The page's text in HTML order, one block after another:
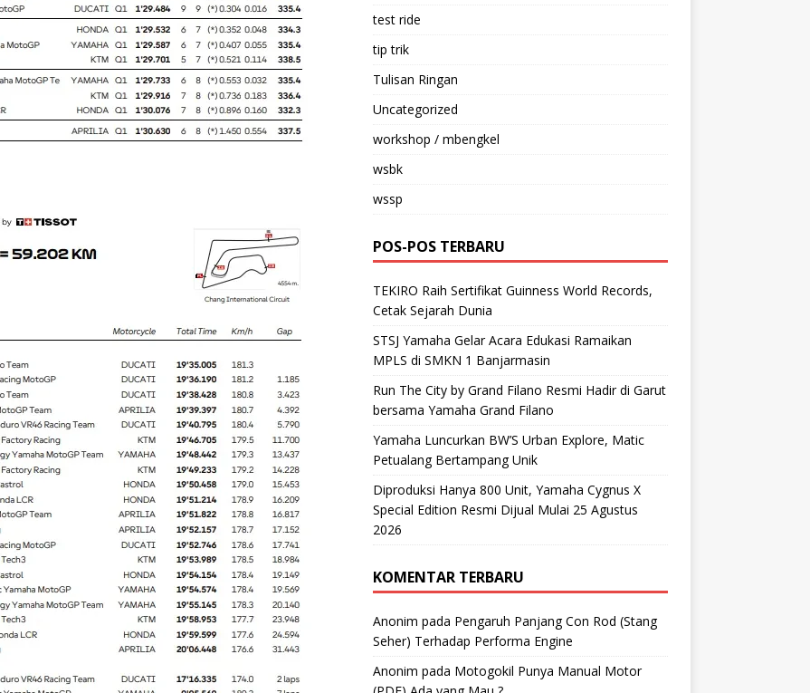
test ride
tip trik
Tulisan Ringan
Uncategorized
workshop / mbengkel
wsbk
wssp
POS-POS TERBARU
TEKIRO Raih Sertifikat Guinness World Records,
Cetak Sejarah Dunia
STSJ Yamaha Gelar Acara Edukasi Ramaikan
MPLS di SMKN 1 Banjarmasin
Run The City by Grand Filano Resmi Hadir di Garut
bersama Yamaha Grand Filano
Yamaha Luncurkan BW’S Urban Explore, Matic
Petualang Bertampang Unik
Diproduksi Hanya 800 Unit, Yamaha Cygnus X
Special Edition Resmi Dijual Mulai 25 Agustus
2026
KOMENTAR TERBARU
Anonim pada Pengaruh Panjang Con Rod (Stang
Seher) Terhadap Performa Engine
Anonim pada Motogokil Punya Manual Motor